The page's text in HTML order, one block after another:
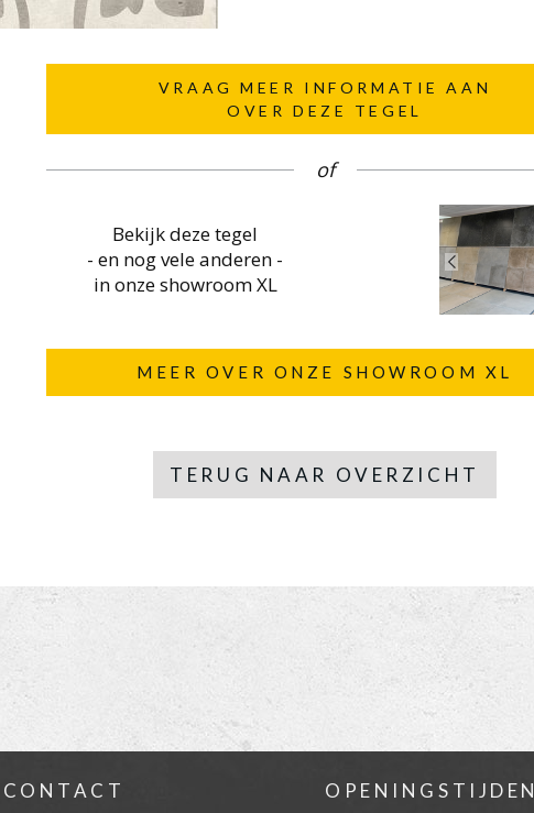
VRAAG MEER INFORMATIE AAN
OVER DEZE TEGEL
of
Bekijk deze tegel
- en nog vele anderen -
in onze showroom XL
MEER OVER ONZE SHOWROOM XL
TERUG NAAR OVERZICHT
CONTACT OPENINGSTIJDEN